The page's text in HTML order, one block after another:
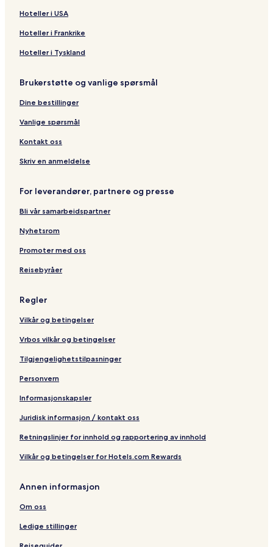
a
r
H
a
y
o
s
l
5
0
o
t
e
l
d
á
š
z
B
s
d
Hoteller i USA
Hoteller i Frankrike
Hoteller i Tyskland
Brukerstøtte og vanlige spørsmål
Dine bestillinger
Vanlige spørsmål
Kontakt oss
Skriv en anmeldelse
For leverandører, partnere og presse
Bli vår samarbeidspartner
Nyhetsrom
Promoter med oss
Reisebyråer
Regler
Vilkår og betingelser
Vrbos vilkår og betingelser
Tilgjengelighetstilpasninger
Personvern
Informasjonskapsler
Juridisk informasjon / kontakt oss
Retningslinjer for innhold og rapportering av innhold
Vilkår og betingelser for Hotels.com Rewards
Annen informasjon
Om oss
Ledige stillinger